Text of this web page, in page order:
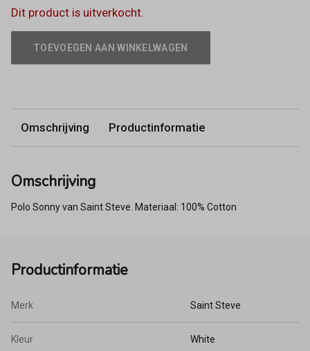
Dit product is uitverkocht.
TOEVOEGEN AAN WINKELWAGEN
Omschrijving Productinformatie
Omschrijving
Polo Sonny van Saint Steve. Materiaal: 100% Cotton
Productinformatie
Merk Saint Steve
Kleur White